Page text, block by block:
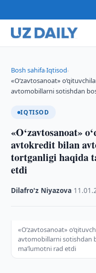
Bosh sahifa›Iqtisod›
«O‘zavtosanoat»
avtomobillarni sotishdan
IQTISOD
«O‘zavtosanoat»
avtokredit bilan
tortganligi haqida
etdi
Dilafro'z Niyazova
«O‘zavtosanoat»
avtomobillarni sotishdan
ma’lumotni rad etdi